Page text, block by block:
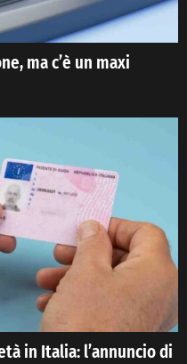
ma c’è un maxi
in Italia: l’annuncio di